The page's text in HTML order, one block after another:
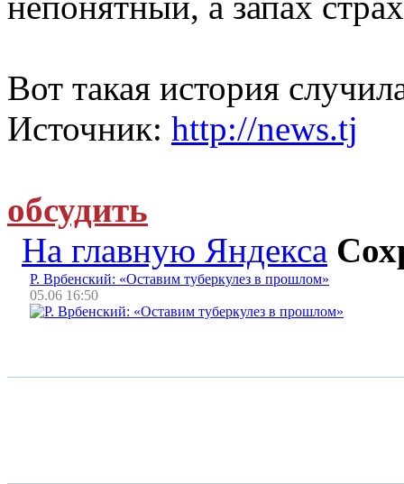
Вот такая история
Источник: http://news.tj
обсудить
На главную Яндекса
Р. Врбенский: «Оставим туберкулез в прошлом»
05.06 16:50